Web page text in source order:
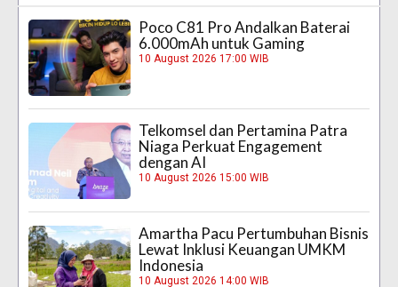
Poco C81 Pro Andalkan Baterai
6.000mAh untuk Gaming
10 August 2026 17:00 WIB
Telkomsel dan Pertamina Patra
Niaga Perkuat Engagement
dengan AI
10 August 2026 15:00 WIB
Amartha Pacu Pertumbuhan Bisnis
Lewat Inklusi Keuangan UMKM
Indonesia
10 August 2026 14:00 WIB